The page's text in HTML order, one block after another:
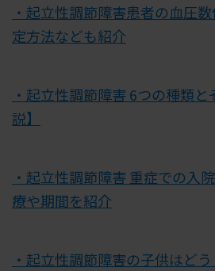
・起立性調節障害患者の血圧
定方法なども紹介
・起立性調節障害 6つの種類
説】
・起立性調節障害 重症での入
療や期間を紹介
・起立性調節障害の子供はど